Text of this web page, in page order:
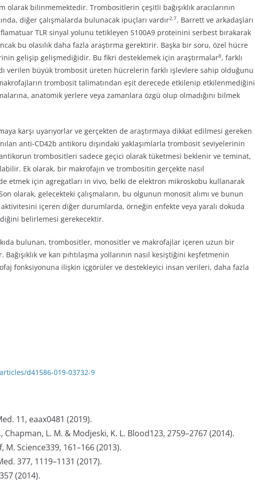
olarak bilinmemektedir. Trombositlerin çeşitli bağışıklık aracılarının
diğer çalışmalarda bulunacak ipuçları vardır2,7. Barrett ve arkadaşları
TLR sinyal yolunu tetikleyen S100A9 proteinini serbest bırakarak
bu olasılık daha fazla araştırma gerektirir. Başka bir soru, özel hücre
gelişip gelişmediğidir. Bu fikri desteklemek için araştırmalar8, farklı
verilen büyük trombosit üreten hücrelerin farklı işlevlere sahip olduğunu
trombosit talimatından eşit derecede etkilenip etkilenmediğini
anatomik yerlere veya zamanlara özgü olup olmadığını bilmek
karşı uyarıyorlar ve gerçekten de araştırmaya dikkat edilmesi gereken
anti-CD42b antikoru dışındaki yaklaşımlarla trombosit seviyelerinin
trombositleri sadece geçici olarak tüketmesi beklenir ve teminat,
Ek olarak, bir makrofajın ve trombositin gerçekte nasıl
etmek için agregatları in vivo, belki de elektron mikroskobu kullanarak
olarak, gelecekteki çalışmaların, bu olgunun monosit alımı ve bunun
içeren diğer durumlarda, örneğin enfekte veya yaralı dokuda
belirlemesi gerekecektir.
bulunan, trombositler, monositler ve makrofajlar içeren uzun bir
ve kan pıhtılaşma yollarının nasıl kesiştiğini keşfetmenin
fonksiyonuna ilişkin içgörüler ve destekleyici insan verileri, daha fazla
d41586-019-03732-9
11, eaax0481 (2019).
Chapman, L. M. & Modjeski, K. L. Blood123, 2759–2767 (2014).
Science339, 161–166 (2013).
377, 1119–1131 (2017).
(2014).